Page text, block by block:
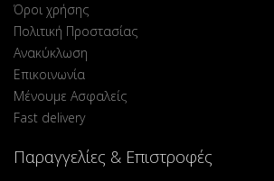
Όροι χρήσης
Πολιτική Προστασίας
Ανακύκλωση
Επικοινωνία
Μένουμε Ασφαλείς
Fast delivery
Παραγγελίες & Επιστροφές